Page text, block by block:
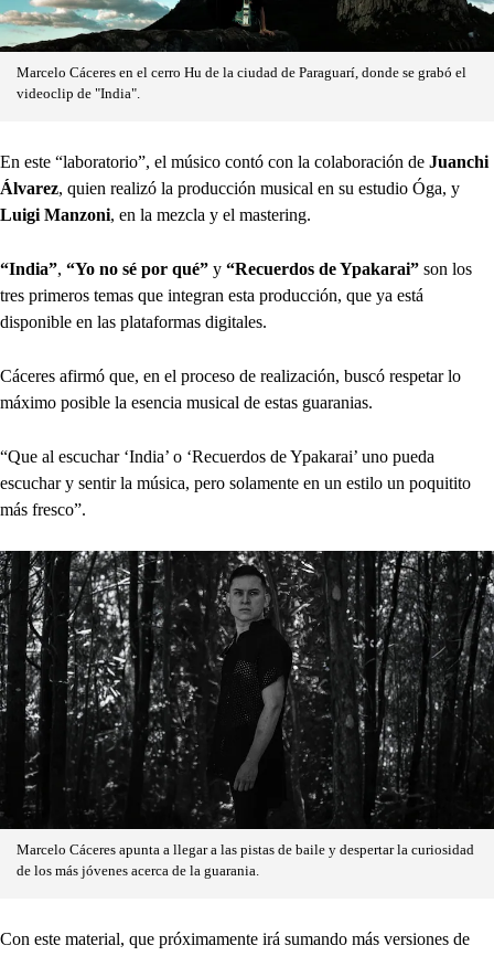
Marcelo Cáceres en el cerro Hu de la ciudad de Paraguarí, donde se grabó el
videoclip de "India".
En este “laboratorio”, el músico contó con la colaboración de Juanchi
Álvarez, quien realizó la producción musical en su estudio Óga, y
Luigi Manzoni, en la mezcla y el mastering.
“India”, “Yo no sé por qué” y “Recuerdos de Ypakarai” son los
tres primeros temas que integran esta producción, que ya está
disponible en las plataformas digitales.
Cáceres afirmó que, en el proceso de realización, buscó respetar lo
máximo posible la esencia musical de estas guaranias.
“Que al escuchar ‘India’ o ‘Recuerdos de Ypakarai’ uno pueda
escuchar y sentir la música, pero solamente en un estilo un poquitito
más fresco”.
Marcelo Cáceres apunta a llegar a las pistas de baile y despertar la curiosidad
de los más jóvenes acerca de la guarania.
Con este material, que próximamente irá sumando más versiones de